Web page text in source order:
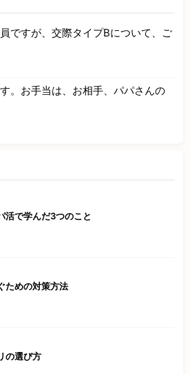
ですが、交際タイプBについて、ご
。お手当は、お相手、パパさんの
活で学んだ3つのこと
ための対策方法
の選び方